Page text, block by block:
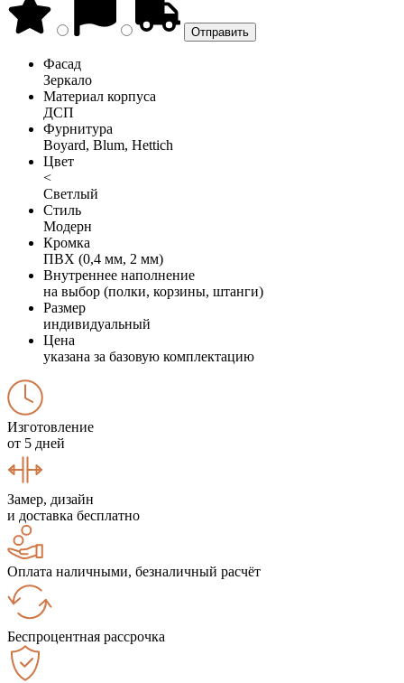
Фасад
Зеркало
Материал корпуса
ДСП
Фурнитура
Boyard, Blum, Hettich
Цвет
<
Светлый
Стиль
Модерн
Кромка
ПВХ (0,4 мм, 2 мм)
Внутреннее наполнение
на выбор (полки, корзины, штанги)
Размер
индивидуальный
Цена
указана за базовую комплектацию
Изготовление
от 5 дней
Замер, дизайн
и доставка бесплатно
Оплата наличными, безналичный расчёт
Беспроцентная рассрочка